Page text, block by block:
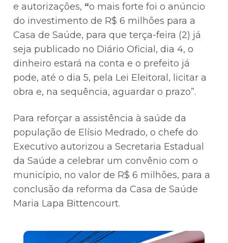
e autorizações, “o mais forte foi o anúncio
do investimento de R$ 6 milhões para a
Casa de Saúde, para que terça-feira (2) já
seja publicado no Diário Oficial, dia 4, o
dinheiro estará na conta e o prefeito já
pode, até o dia 5, pela Lei Eleitoral, licitar a
obra e, na sequência, aguardar o prazo”.
Para reforçar a assistência à saúde da
população de Elísio Medrado, o chefe do
Executivo autorizou a Secretaria Estadual
da Saúde a celebrar um convênio com o
município, no valor de R$ 6 milhões, para a
conclusão da reforma da Casa de Saúde
Maria Lapa Bittencourt.